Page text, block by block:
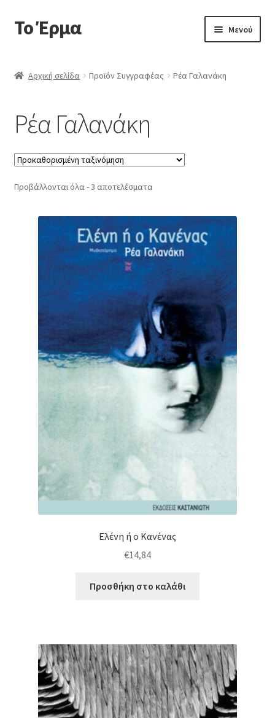
Απευθείας
μετάβαση
πλοήγηση
Μετάβαση
σε
Το Έρμα Μενού
Κατηγορίες Βιβλίων
Συχνές Ερωτήσεις
Επικοινωνία
Αρχική σελίδα Προϊόν Συγγραφέας Ρέα Γαλανάκη
Ρέα Γαλανάκη
Προβάλλονται όλα - 3 αποτελέσματα
Ελένη ή ο Κανένας
€14,84
Προσθήκη στο καλάθι